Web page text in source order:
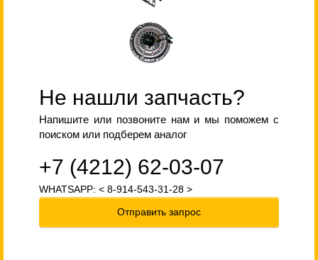
Не нашли запчасть?
Напишите или позвоните нам и мы поможем с
поиском или подберем аналог
+7 (4212) 62-03-07
WHATSAPP: < 8-914-543-31-28 >
Отправить запрос